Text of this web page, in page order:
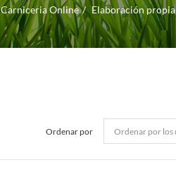
Carniceria Online Elaboración propia
Ordenar por